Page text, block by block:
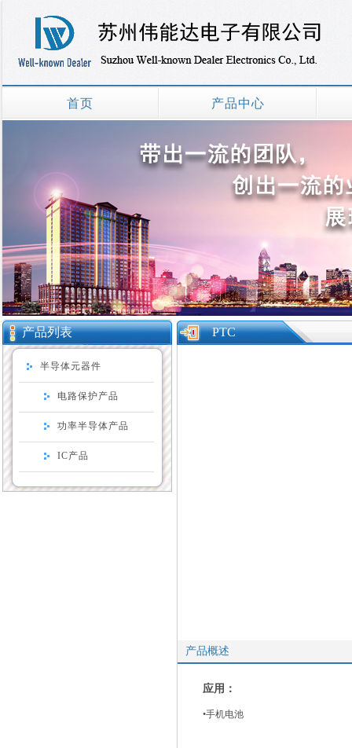
首页 产品中心
产品列表
半导体元器件
电路保护产品
功率半导体产品
IC产品
PTC
产品概述
应用：
•手机电池